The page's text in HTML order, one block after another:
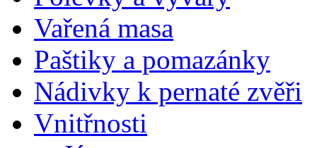
Vařená masa
Paštiky a pomazánky
Nádivky k pernaté zvěři
Vnitřnosti